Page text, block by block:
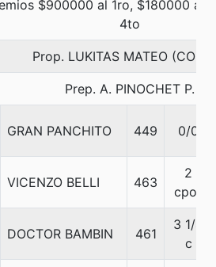
$900000 al 1ro, $180000 al
4to
Prop. LUKITAS MATEO
Prep. A. PINOCHET P.
GRAN PANCHITO 449 0/0
VICENZO BELLI 463
2
cpos
DOCTOR BAMBIN 461
3 1/4
c